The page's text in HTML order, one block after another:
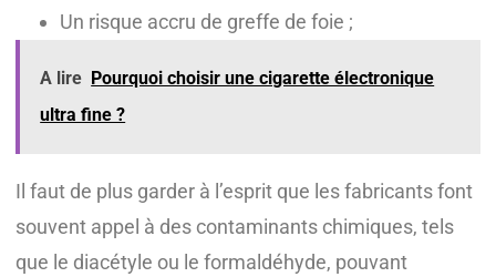
Un risque accru de greffe de foie ;
A lire Pourquoi choisir une cigarette électronique
ultra fine ?
Il faut de plus garder à l’esprit que les fabricants font
souvent appel à des contaminants chimiques, tels
que le diacétyle ou le formaldéhyde, pouvant